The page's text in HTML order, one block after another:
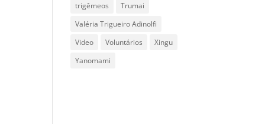
trigêmeos
Trumai
Valéria Trigueiro Adinolfi
Video
Voluntários
Xingu
Yanomami